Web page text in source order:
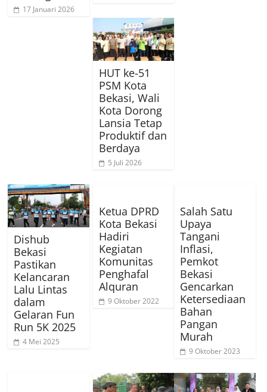
17 Januari 2026
HUT ke-51
PSM Kota
Bekasi, Wali
Kota Dorong
Lansia Tetap
Produktif dan
Berdaya
5 Juli 2026
Dishub
Bekasi
Pastikan
Kelancaran
Lalu Lintas
dalam
Gelaran Fun
Run 5K 2025
4 Mei 2025
Ketua DPRD
Kota Bekasi
Hadiri
Kegiatan
Komunitas
Penghafal
Alquran
9 Oktober 2022
Salah Satu
Upaya
Tangani
Inflasi,
Pemkot
Bekasi
Gencarkan
Ketersediaan
Bahan
Pangan
Murah
9 Oktober 2023